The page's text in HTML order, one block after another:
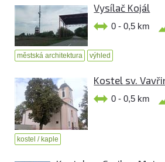
Vysílač Kojál
0 - 0,5 km
městská architektura výhled
Kostel sv.
0 - 0,5 km
kostel / kaple